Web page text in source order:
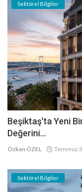
Sektörel Bilgiler
Beşiktaş'ta Yeni
Değerini...
Özkan ÖZEL Temmuz
Sektörel Bilgiler